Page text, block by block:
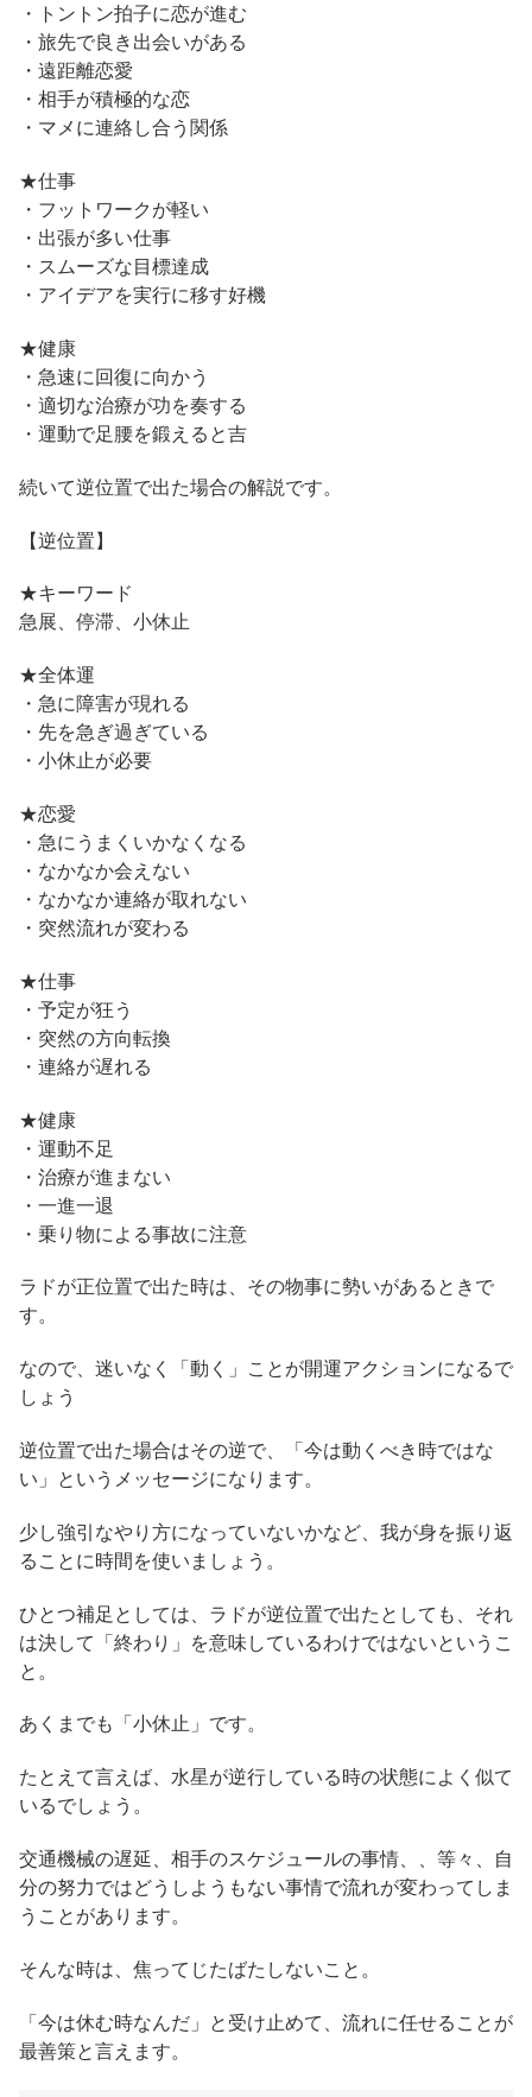
・トントン拍子に恋が進む
・旅先で良き出会いがある
・遠距離恋愛
・相手が積極的な恋
・マメに連絡し合う関係
★仕事
・フットワークが軽い
・出張が多い仕事
・スムーズな目標達成
・アイデアを実行に移す好機
★健康
・急速に回復に向かう
・適切な治療が功を奏する
・運動で足腰を鍛えると吉
続いて逆位置で出た場合の解説です。
【逆位置】
★キーワード
急展、停滞、小休止
★全体運
・急に障害が現れる
・先を急ぎ過ぎている
・小休止が必要
★恋愛
・急にうまくいかなくなる
・なかなか会えない
・なかなか連絡が取れない
・突然流れが変わる
★仕事
・予定が狂う
・突然の方向転換
・連絡が遅れる
★健康
・運動不足
・治療が進まない
・一進一退
・乗り物による事故に注意
ラドが正位置で出た時は、その物事に勢いがあるときで
す。
なので、迷いなく「動く」ことが開運アクションになるで
しょう
逆位置で出た場合はその逆で、「今は動くべき時ではな
い」というメッセージになります。
少し強引なやり方になっていないかなど、我が身を振り返
ることに時間を使いましょう。
ひとつ補足としては、ラドが逆位置で出たとしても、それ
は決して「終わり」を意味しているわけではないというこ
と。
あくまでも「小休止」です。
たとえて言えば、水星が逆行している時の状態によく似て
いるでしょう。
交通機械の遅延、相手のスケジュールの事情、、等々、自
分の努力ではどうしようもない事情で流れが変わってしま
うことがあります。
そんな時は、焦ってじたばたしないこと。
「今は休む時なんだ」と受け止めて、流れに任せることが
最善策と言えます。